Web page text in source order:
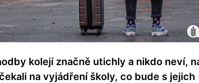
kolejí značně utichly a nikdo neví,
na vyjádření školy, co bude s jejich